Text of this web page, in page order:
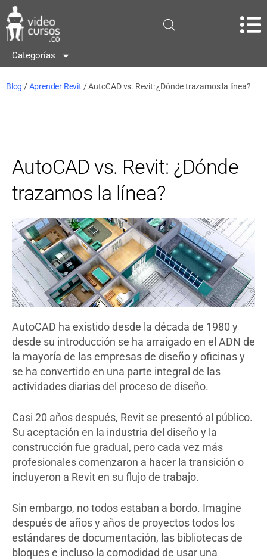
Categorías
Blog /Aprender Revit / AutoCAD vs. Revit: ¿Dónde trazamos la línea?
AutoCAD vs. Revit: ¿Dónde
trazamos la línea?
AutoCAD ha existido desde la década de 1980 y
desde su introducción se ha arraigado en el ADN de
la mayoría de las empresas de diseño y oficinas y
se ha convertido en una parte integral de las
actividades diarias del proceso de diseño.
Casi 20 años después, Revit se presentó al público.
Su aceptación en la industria del diseño y la
construcción fue gradual, pero cada vez más
profesionales comenzaron a hacer la transición o
incluyeron a Revit en su flujo de trabajo.
Sin embargo, no todos estaban a bordo. Imagine
después de años y años de proyectos todos los
estándares de documentación, las bibliotecas de
bloques e incluso la comodidad de usar una